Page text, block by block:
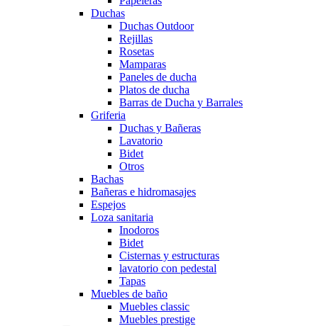
Duchas
Duchas Outdoor
Rejillas
Rosetas
Mamparas
Paneles de ducha
Platos de ducha
Barras de Ducha y Barrales
Griferia
Duchas y Bañeras
Lavatorio
Bidet
Otros
Bachas
Bañeras e hidromasajes
Espejos
Loza sanitaria
Inodoros
Bidet
Cisternas y estructuras
lavatorio con pedestal
Tapas
Muebles de baño
Muebles classic
Muebles prestige